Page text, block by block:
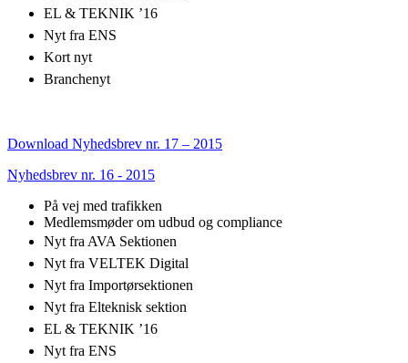
EL & TEKNIK ’16
Nyt fra ENS
Kort nyt
Branchenyt
Download Nyhedsbrev nr. 17 – 2015
Nyhedsbrev nr. 16 - 2015
På vej med trafikken
Medlemsmøder om udbud og compliance
Nyt fra AVA Sektionen
Nyt fra VELTEK Digital
Nyt fra Importørsektionen
Nyt fra Elteknisk sektion
EL & TEKNIK ’16
Nyt fra ENS